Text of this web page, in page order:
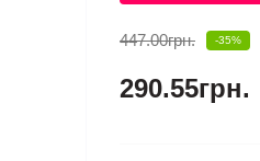
447.00грн. -35%
290.55грн.